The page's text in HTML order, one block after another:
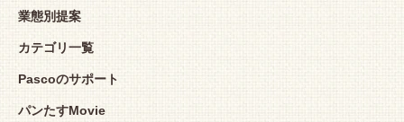
業態別提案
カテゴリ一覧
Pascoのサポート
パンたすMovie